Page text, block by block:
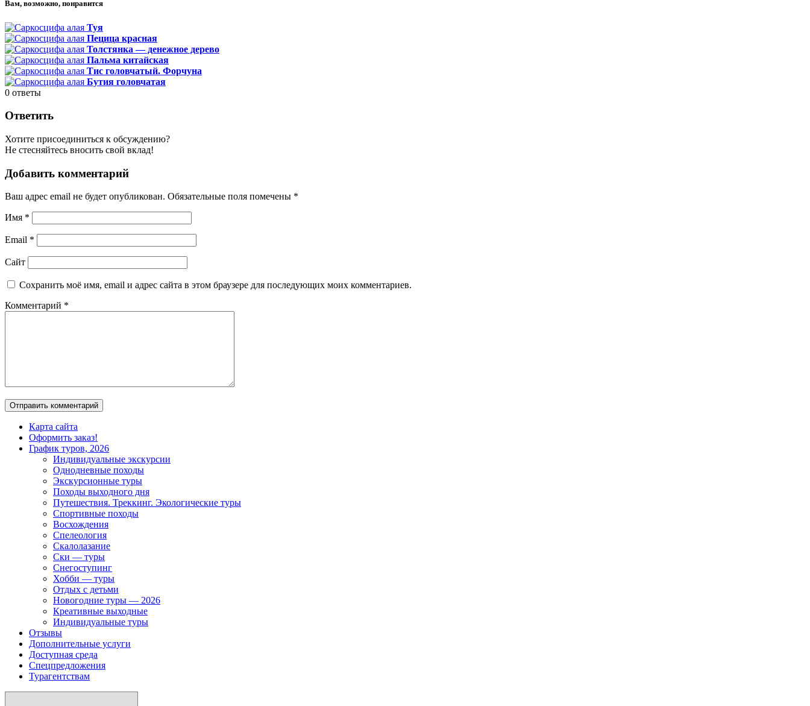
Вам, возможно, понравится
Туя
Пецица красная
Толстянка — денежное дерево
Пальма китайская
Тис головчатый. Форчуна
Бутия головчатая
0 ответы
Ответить
Хотите присоединиться к обсуждению?
Не стесняйтесь вносить свой вклад!
Добавить комментарий
Ваш адрес email не будет опубликован. Обязательные поля помечены *
Имя *
Email *
Сайт
Сохранить моё имя, email и адрес сайта в этом браузере для последующих моих комментариев.
Комментарий *
Карта сайта
Оформить заказ!
График туров, 2026
Индивидуальные экскурсии
Однодневные походы
Экскурсионные туры
Походы выходного дня
Путешествия. Треккинг. Экологические туры
Спортивные походы
Восхождения
Спелеология
Скалолазание
Ски — туры
Снегоступинг
Хобби — туры
Отдых с детьми
Новогодние туры — 2026
Креативные выходные
Индивидуальные туры
Отзывы
Дополнительные услуги
Доступная среда
Спецпредложения
Турагентствам